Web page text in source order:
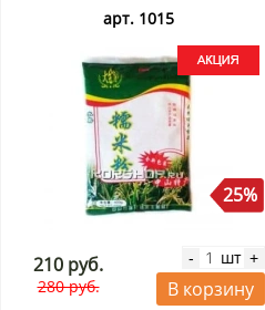
арт. 1015
25%
210 руб.
280 руб.
- шт +
В корзину